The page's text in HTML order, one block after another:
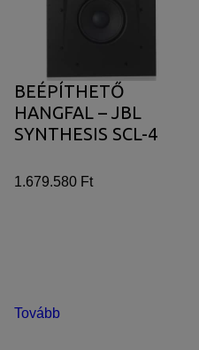
BEÉPÍTHETŐ
HANGFAL – JBL
SYNTHESIS SCL-4
1.679.580 Ft
Tovább